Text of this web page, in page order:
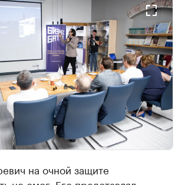
на очной защите